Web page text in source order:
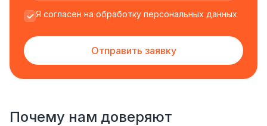
Я согласен на обработку персональных данных
Отправить заявку
Почему нам доверяют